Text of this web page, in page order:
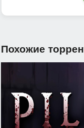
Похожие